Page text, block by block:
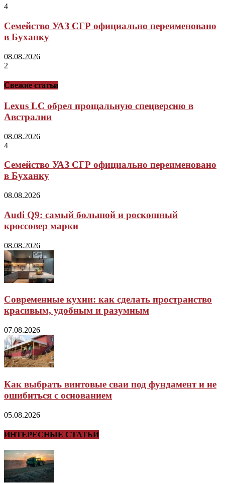
4
Семейство УАЗ СГР официально переименовано
в Буханку
08.08.2026
2
Свежие статьи
Lexus LC обрел прощальную спецверсию в
Австралии
08.08.2026
4
Семейство УАЗ СГР официально переименовано
в Буханку
08.08.2026
Audi Q9: самый большой и роскошный
кроссовер марки
08.08.2026
Современные кухни: как сделать пространство
красивым, удобным и разумным
07.08.2026
Как выбрать винтовые сваи под фундамент и не
ошибиться с основанием
05.08.2026
ИНТЕРЕСНЫЕ СТАТЬИ